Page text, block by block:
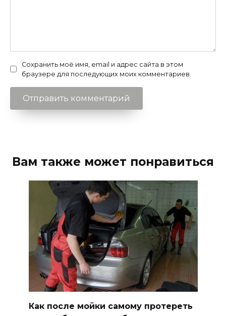
Сохранить моё имя, email и адрес сайта в этом
браузере для последующих моих комментариев.
Вам также может понравиться
Как после мойки самому протереть